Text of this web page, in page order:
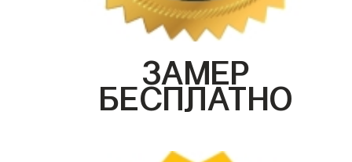
ЗАМЕР
БЕСПЛАТНО